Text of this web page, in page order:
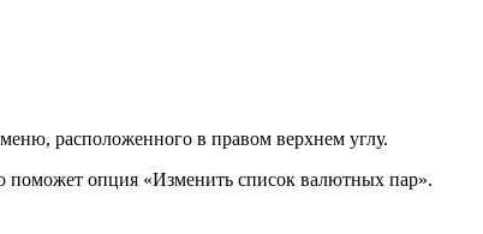
расположенного в правом верхнем углу.
поможет опция «Изменить список валютных пар».